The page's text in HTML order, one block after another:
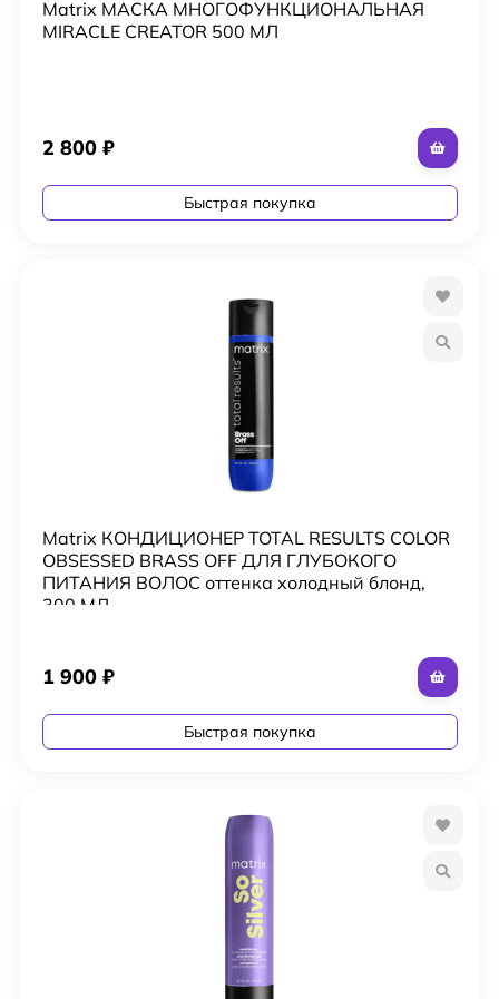
Matrix МАСКА МНОГОФУНКЦИОНАЛЬНАЯ
MIRACLE CREATOR 500 МЛ
2 800 ₽
Быстрая покупка
Matrix КОНДИЦИОНЕР TOTAL RESULTS COLOR
OBSESSED BRASS OFF ДЛЯ ГЛУБОКОГО
ПИТАНИЯ ВОЛОС оттенка холодный блонд,
300 МЛ
1 900 ₽
Быстрая покупка